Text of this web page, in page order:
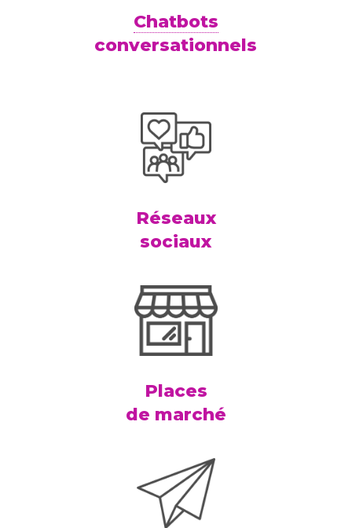
Chatbots
conversationnels
Réseaux
sociaux
Places
de marché